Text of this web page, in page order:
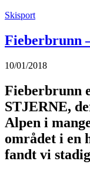
Skisport
Fieberbrunn
10/01/2018
Fieberbrunn
STJERNE,
Alpen i
området i en
fandt vi